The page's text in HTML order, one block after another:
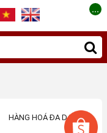
...
HÀNG HOÁ ĐA DẠNG